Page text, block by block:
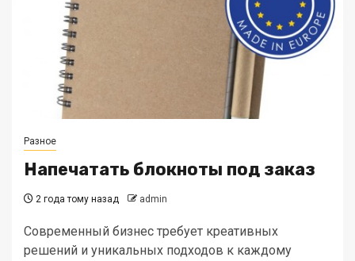
Разное
Напечатать блокноты под заказ
2 года тому назад admin
Современный бизнес требует креативных
решений и уникальных подходов к каждому